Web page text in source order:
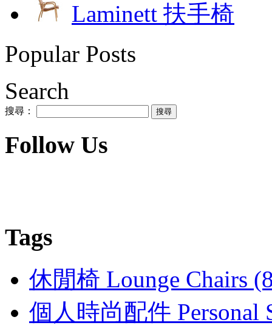
Laminett 扶手椅
Popular Posts
Search
搜尋：
Follow Us
Tags
休閒椅 Lounge Chairs
個人時尚配件 Personal